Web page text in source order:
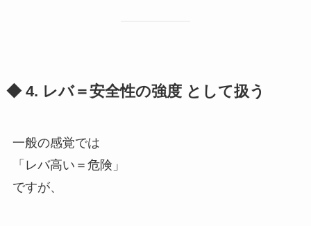
◆ 4. レバ＝安全性の強度 として扱う
一般の感覚では
「レバ高い＝危険」
ですが、